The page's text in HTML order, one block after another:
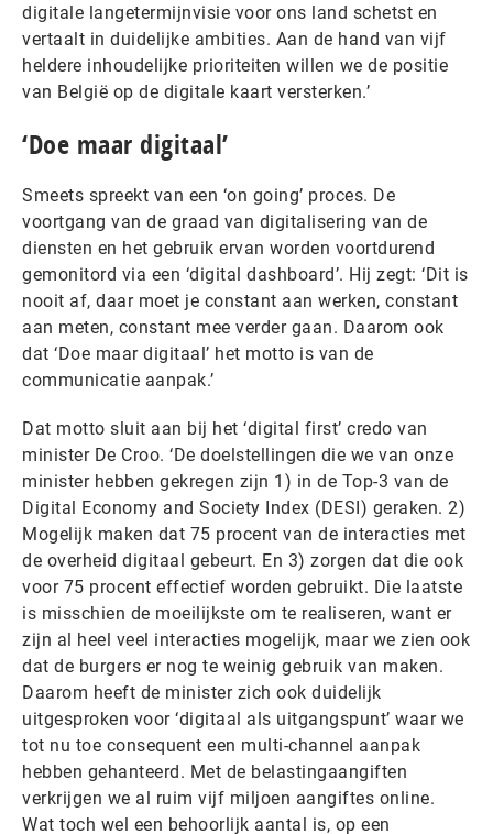
digitale langetermijnvisie voor ons land schetst en
vertaalt in duidelijke ambities. Aan de hand van vijf
heldere inhoudelijke prioriteiten willen we de positie
van België op de digitale kaart versterken.’
‘Doe maar digitaal’
Smeets spreekt van een ‘on going’ proces. De
voortgang van de graad van digitalisering van de
diensten en het gebruik ervan worden voortdurend
gemonitord via een ‘digital dashboard’. Hij zegt: ‘Dit is
nooit af, daar moet je constant aan werken, constant
aan meten, constant mee verder gaan. Daarom ook
dat ‘Doe maar digitaal’ het motto is van de
communicatie aanpak.’
Dat motto sluit aan bij het ‘digital first’ credo van
minister De Croo. ‘De doelstellingen die we van onze
minister hebben gekregen zijn 1) in de Top-3 van de
Digital Economy and Society Index (DESI) geraken. 2)
Mogelijk maken dat 75 procent van de interacties met
de overheid digitaal gebeurt. En 3) zorgen dat die ook
voor 75 procent effectief worden gebruikt. Die laatste
is misschien de moeilijkste om te realiseren, want er
zijn al heel veel interacties mogelijk, maar we zien ook
dat de burgers er nog te weinig gebruik van maken.
Daarom heeft de minister zich ook duidelijk
uitgesproken voor ‘digitaal als uitgangspunt’ waar we
tot nu toe consequent een multi-channel aanpak
hebben gehanteerd. Met de belastingaangiften
verkrijgen we al ruim vijf miljoen aangiftes online.
Wat toch wel een behoorlijk aantal is, op een